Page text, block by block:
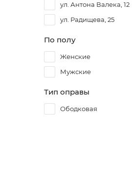
ул. Антона Валека, 12
ул. Радищева, 25
По полу
Женские
Мужские
Тип оправы
Ободковая